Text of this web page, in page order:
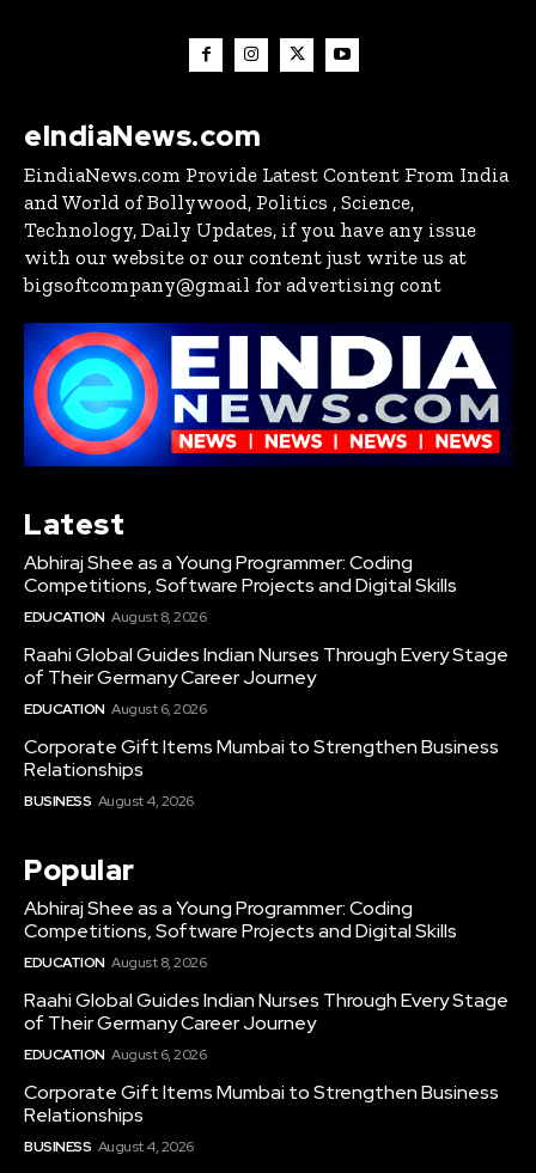
eIndiaNews.com
EindiaNews.com Provide Latest Content From India
and World of Bollywood, Politics , Science,
Technology, Daily Updates, if you have any issue
with our website or our content just write us at
bigsoftcompany@gmail for advertising cont
Latest
Abhiraj Shee as a Young Programmer: Coding
Competitions, Software Projects and Digital Skills
EDUCATION August 8, 2026
Raahi Global Guides Indian Nurses Through Every Stage
of Their Germany Career Journey
EDUCATION August 6, 2026
Corporate Gift Items Mumbai to Strengthen Business
Relationships
BUSINESS August 4, 2026
Popular
Abhiraj Shee as a Young Programmer: Coding
Competitions, Software Projects and Digital Skills
EDUCATION August 8, 2026
Raahi Global Guides Indian Nurses Through Every Stage
of Their Germany Career Journey
EDUCATION August 6, 2026
Corporate Gift Items Mumbai to Strengthen Business
Relationships
BUSINESS August 4, 2026